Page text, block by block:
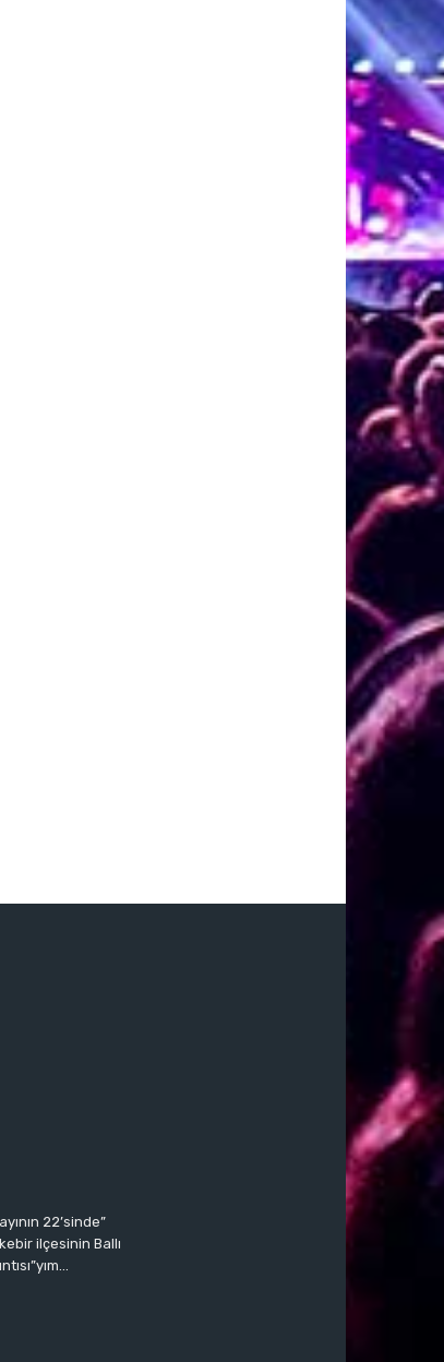
22’sinde”
ilçesinin Ballı